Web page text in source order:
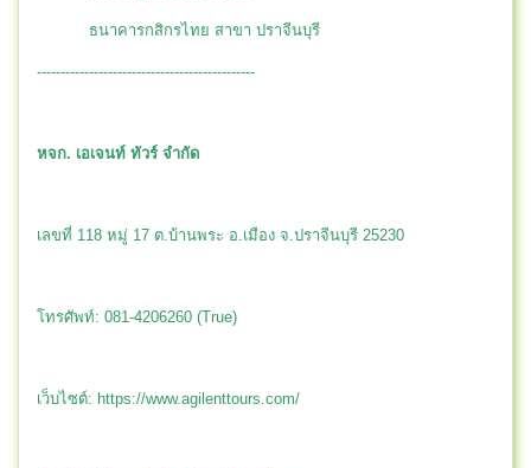
ธนาคารกสิกรไทย สาขา ปราจีนบุรี
----------------------------------------------
หจก. เอเจนท์ ทัวร์ จำกัด
เลขที่ 118 หมู่ 17 ต.บ้านพระ อ.เมือง จ.ปราจีนบุรี 25230
โทรศัพท์: 081-4206260 (True)
เว็บไซต์: https://www.agilenttours.com/